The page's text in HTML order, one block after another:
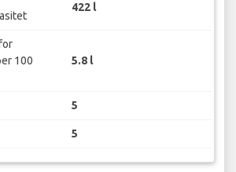
422 l
100
5.8 l
5
5